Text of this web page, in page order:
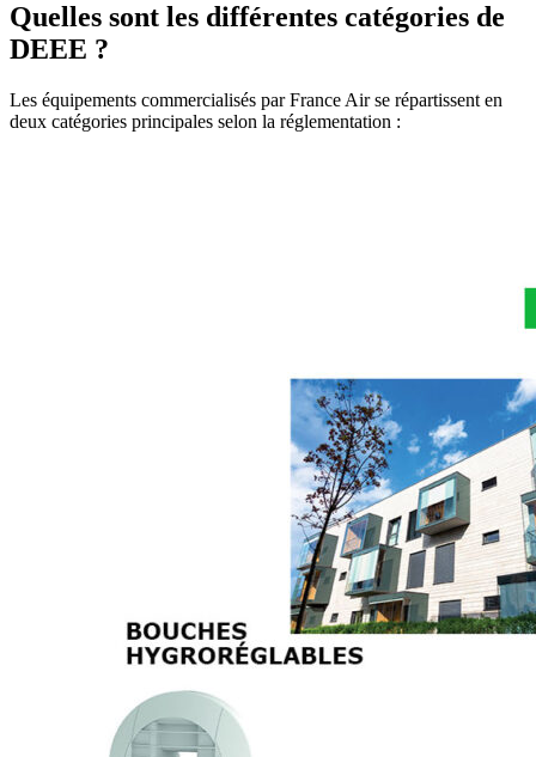
Quelles sont les différentes catégories de
DEEE ?
Les équipements commercialisés par France Air se répartissent en
deux catégories principales selon la réglementation :